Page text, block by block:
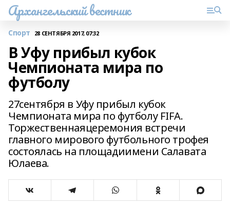
Архангельский вестник
Спорт 28 СЕНТЯБРЯ 2017, 07:32
В Уфу прибыл кубок
Чемпионата мира по
футболу
27сентября в Уфу прибыл кубок
Чемпионата мира по футболу FIFA.
Торжественнаяцеремония встречи
главного мирового футбольного трофея
состоялась на площадиимени Салавата
Юлаева.